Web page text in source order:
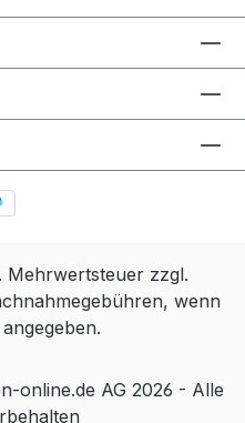
Mehrwertsteuer zzgl.
wenn
online.de AG 2026 - Alle